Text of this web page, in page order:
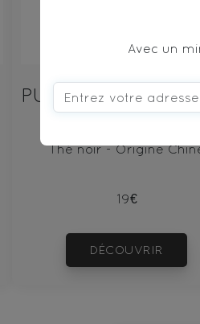
Thé noir - Origine
19€
DÉCOUVRIR
Avec un